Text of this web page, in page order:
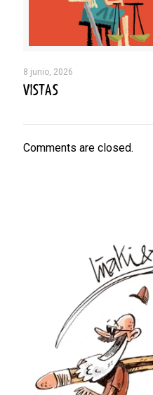
8 junio, 2026
VISTAS
Comments are closed.